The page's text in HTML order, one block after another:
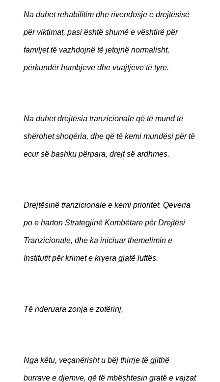
Na duhet rehabilitim dhe rivendosje e drejtësisë
për viktimat, pasi është shumë e vështirë për
familjet të vazhdojnë të jetojnë normalisht,
përkundër humbjeve dhe vuajtjeve të tyre.
Na duhet drejtësia tranzicionale që të mund të
shërohet shoqëria, dhe që të kemi mundësi për të
ecur së bashku përpara, drejt së ardhmes.
Drejtësinë tranzicionale e kemi prioritet. Qeveria
po e harton Strategjinë Kombëtare për Drejtësi
Tranzicionale, dhe ka iniciuar themelimin e
Institutit për krimet e kryera gjatë luftës.
Të nderuara zonja e zotërinj,
Nga këtu, veçanërisht u bëj thirrje të gjithë
burrave e djemve, që të mbështesin gratë e vajzat